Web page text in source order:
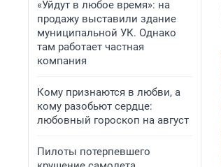
«Уйдут в любое время»: на
продажу выставили здание
муниципальной УК. Однако
там работает частная
компания
Кому признаются в любви, а
кому разобьют сердце:
любовный гороскоп на август
Пилоты потерпевшего